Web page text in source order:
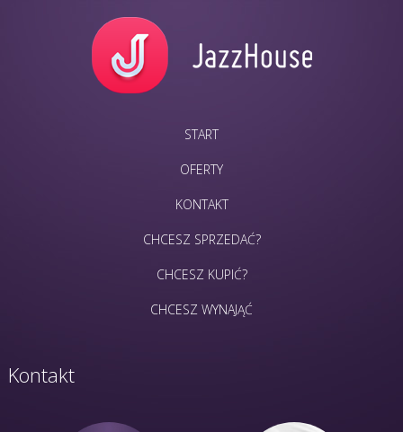
START
OFERTY
KONTAKT
CHCESZ SPRZEDAĆ?
CHCESZ KUPIĆ?
CHCESZ WYNAJĄĆ
Kontakt